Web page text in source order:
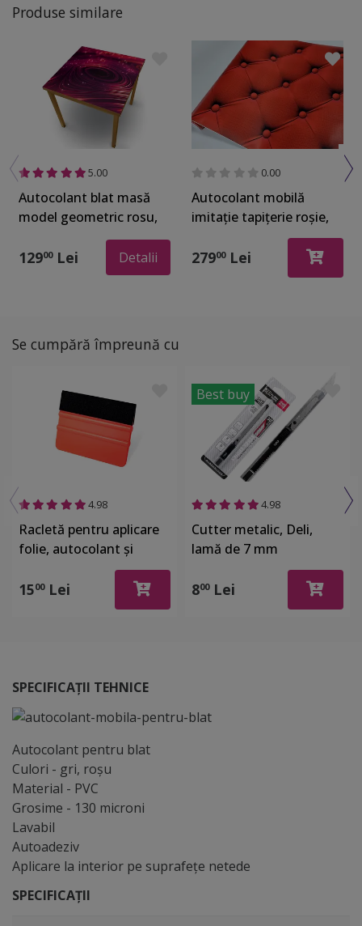
130 microni. Se poate tăia uşor la dimensiunea/forma
blatului folosind un cutter. Dimensiune - 100x200 cm
Produse similare
5.00
Autocolant blat masă
model geometric rosu,
100 x 100 cm, racletă
inclusă
12900Lei Detalii
0.00
Autocolant mobilă
imitaţie tapiţerie roşie,
Dimex Chesterfield, rolă
de 60x270 cm
27900Lei
Se cumpără împreună cu
4.98
Racletă pentru aplicare
folie, autocolant şi
stickere, din plastic cu o
latură cu pâslă
1500Lei
Best buy
4.98
Cutter metalic, Deli,
lamă de 7 mm
800Lei
SPECIFICAȚII TEHNICE
Autocolant pentru blat
Culori - gri, roşu
Material - PVC
Grosime - 130 microni
Lavabil
Autoadeziv
Aplicare la interior pe suprafeţe netede
SPECIFICAȚII